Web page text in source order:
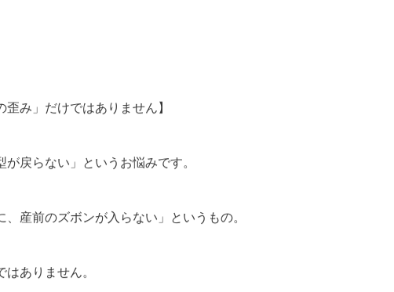
歪み」だけではありません】
戻らない」というお悩みです。
産前のズボンが入らない」というもの。
ありません。